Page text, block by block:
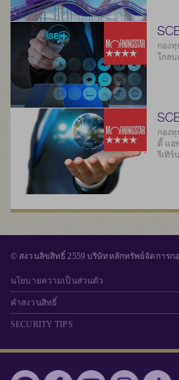
กอง
โกล
กอง
ตี้ แอ
รีเทิ
© สงวนลิขสิทธิ์ 2559 บริษัทหลักทรัพย์จัดการ
นโยบายความเป็นส่วนตัว
คำสงวนสิทธิ์
SECURITY TIPS